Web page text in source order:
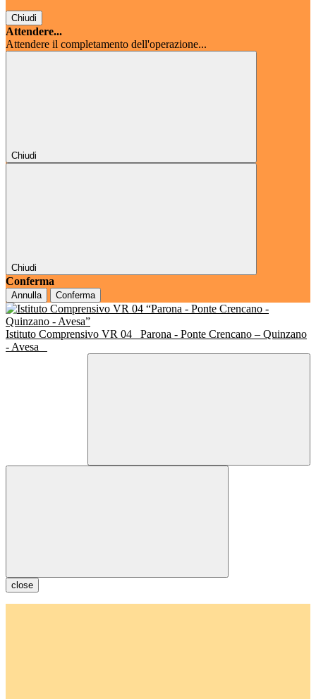
Chiudi
Attendere...
Attendere il completamento dell'operazione...
Chiudi
Chiudi
Conferma
Annulla Conferma
Istituto Comprensivo VR 04
Parona - Ponte Crencano – Quinzano
- Avesa
close